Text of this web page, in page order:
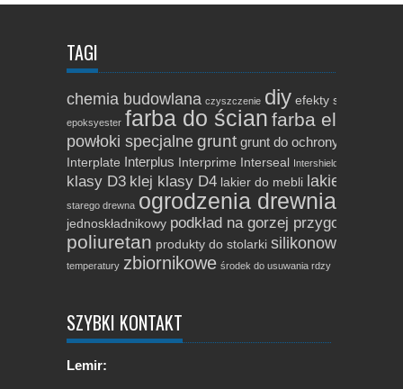
TAGI
chemia budowlana czyszczenie diy efekty specjalne
epoksyester farba do ścian farba
powłoki specjalnegrunt grunt do ochrony czasowej
Interplate Interplus Interprime Interseal Intershield
klasy D3 klej klasy D4 lakier do mebli lakier do
starego drewna ogrodzenia drewniane
jednoskładnikowy podkład na gorzej przygotowane
poliuretan produkty do stolarki silikonowa
temperatury zbiornikowe środek do usuwania rdzy
SZYBKI KONTAKT
Lemir: